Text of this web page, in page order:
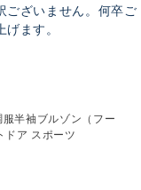
ございません。何卒ご
ます。
半袖ブルゾン（フー
ドア スポーツ